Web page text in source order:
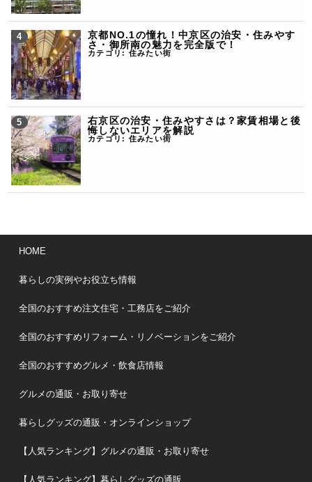
京都NO.1の憧れ！中京区の治安・住みやす
さ・御所南の魅力を完全版で！
カテゴリ: 住みたい街
右京区の治安・住みやすさは？家賃相場と後
悔しないエリアを解説
カテゴリ: 住みたい街
HOME
暮らしの実例やお役立ち情報
全国のおすすめ注文住宅・工務店をご紹介
全国のおすすめリフォーム・リノベーションをご紹介
全国のおすすめグルメ・飲食店情報
グルメの通販・お取り寄せ
暮らしグッズの通販・オンラインショップ
【人気ランキング】グルメの通販・お取り寄せ
【人気ランキング】暮らしグッズの通販